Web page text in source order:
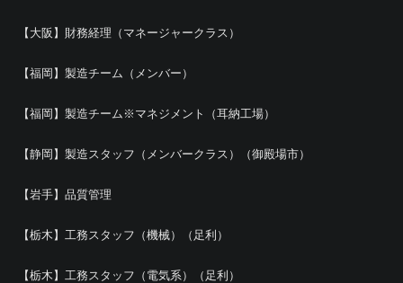
【大阪】財務経理（マネージャークラス）
【福岡】製造チーム（メンバー）
【福岡】製造チーム※マネジメント（耳納工場）
【静岡】製造スタッフ（メンバークラス）（御殿場市）
【岩手】品質管理
【栃木】工務スタッフ（機械）（足利）
【栃木】工務スタッフ（電気系）（足利）